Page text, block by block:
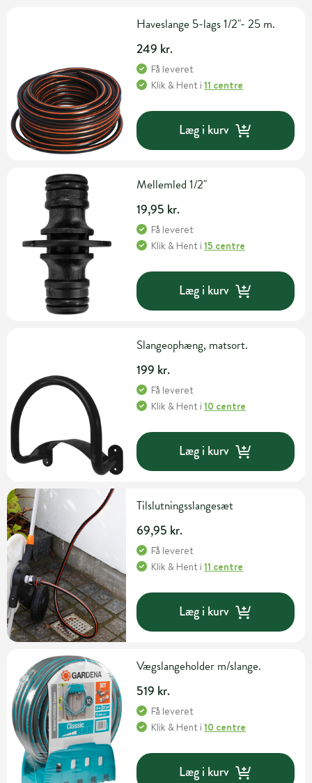
Haveslange 5-lags 1/2"- 25 m.
249 kr.
Få leveret
Klik & Hent i11 centre
Læg i kurv
Mellemled 1/2"
19,95 kr.
Få leveret
Klik & Hent i15 centre
Læg i kurv
Slangeophæng, matsort.
199 kr.
Få leveret
Klik & Hent i10 centre
Læg i kurv
Tilslutningsslangesæt
69,95 kr.
Få leveret
Klik & Hent i11 centre
Læg i kurv
Vægslangeholder m/slange.
519 kr.
Få leveret
Klik & Hent i10 centre
Læg i kurv